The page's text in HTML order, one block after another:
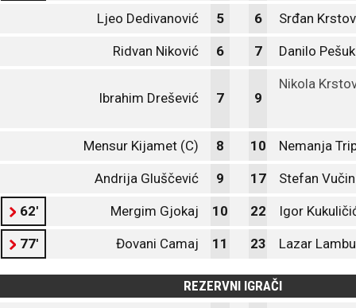
Ljeo Dedivanović 5 6 Srđan
Ridvan Niković 6 7 Danilo
Ibrahim Drešević 7 9
Nikola
Mensur Kijamet (C) 8 10 Nemanja
Andrija Gluščević 9 17 Stefan
62' Mergim Gjokaj 10 22 Igor
77' Đovani Camaj 11 23 Lazar
REZERVNI IGRAČI